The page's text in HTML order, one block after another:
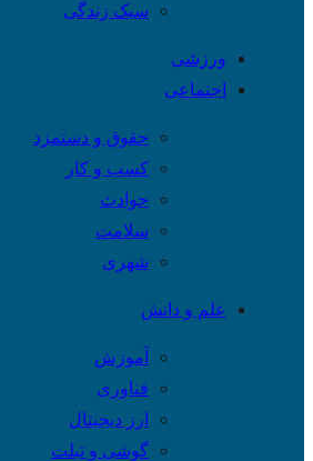
سبک زندگی
ورزشی
اجتماعی
حقوق و دستمزد
کسب و کار
حوادث
سلامت
شهری
علم و دانش
آموزش
فناوری
ارز دیجیتال
گوشی و تبلت